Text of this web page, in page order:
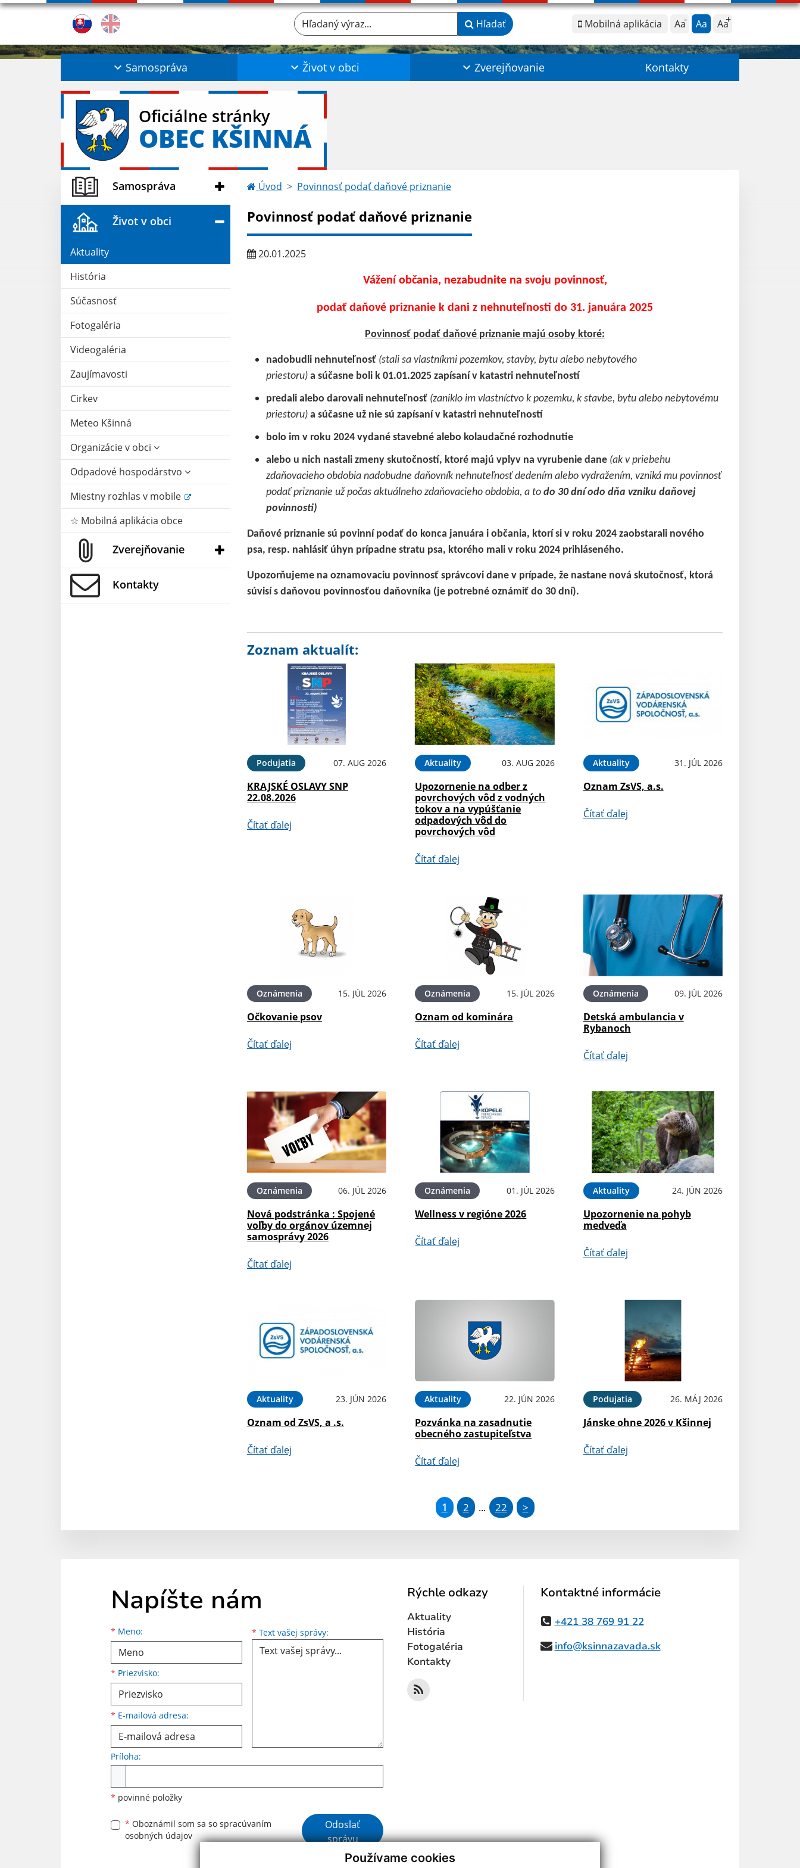
Používame cookies
Mobilná aplikácia Aa Aa Aa
Hľadaný výraz... Hľadať
Samospráva Život v obci Zverejňovanie Kontakty
Oficiálne stránky
OBEC KŠINNÁ
Samospráva
Život v obci
Aktuality
História
Súčasnosť
Fotogaléria
Videogaléria
Zaujímavosti
Cirkev
Meteo Kšinná
Organizácie v obci
Odpadové hospodárstvo
Miestny rozhlas v mobile
☆ Mobilná aplikácia obce
Zverejňovanie
Kontakty
Úvod Povinnosť podať daňové priznanie
Povinnosť podať daňové priznanie
20.01.2025
Vážení občania, nezabudnite na svoju povinnosť,
podať daňové priznanie k dani z nehnuteľnosti do 31. januára 2025
Povinnosť podať daňové priznanie majú osoby ktoré:
nadobudli nehnuteľnosť (stali sa vlastníkmi pozemkov, stavby, bytu alebo nebytového
priestoru) a súčasne boli k 01.01.2025 zapísaní v katastri nehnuteľností
predali alebo darovali nehnuteľnosť (zaniklo im vlastníctvo k pozemku, k stavbe, bytu alebo nebytovému
priestoru) a súčasne už nie sú zapísaní v katastri nehnuteľností
bolo im v roku 2024 vydané stavebné alebo kolaudačné rozhodnutie
alebo u nich nastali zmeny skutočností, ktoré majú vplyv na vyrubenie dane (ak v priebehu
zdaňovacieho obdobia nadobudne daňovník nehnuteľnosť dedením alebo vydražením, vzniká mu povinnosť
podať priznanie už počas aktuálneho zdaňovacieho obdobia, a to do 30 dní odo dňa vzniku daňovej
povinnosti)
Daňové priznanie sú povinní podať do konca januára i občania, ktorí si v roku 2024 zaobstarali nového
psa, resp. nahlásiť úhyn prípadne stratu psa, ktorého mali v roku 2024 prihláseného.
Upozorňujeme na oznamovaciu povinnosť správcovi dane v prípade, že nastane nová skutočnosť, ktorá
súvisí s daňovou povinnosťou daňovníka (je potrebné oznámiť do 30 dní).
Zoznam aktualít:
Podujatia 07. AUG 2026
KRAJSKÉ OSLAVY SNP
22.08.2026
Čítať ďalej
Aktuality 03. AUG 2026
Upozornenie na odber z
povrchových vôd z vodných
tokov a na vypúšťanie
odpadových vôd do
povrchových vôd
Čítať ďalej
Aktuality 31. JÚL 2026
Oznam ZsVS, a.s.
Čítať ďalej
Oznámenia 15. JÚL 2026
Očkovanie psov
Čítať ďalej
Oznámenia 15. JÚL 2026
Oznam od kominára
Čítať ďalej
Oznámenia 09. JÚL 2026
Detská ambulancia v
Rybanoch
Čítať ďalej
Oznámenia 06. JÚL 2026
Nová podstránka : Spojené
voľby do orgánov územnej
samosprávy 2026
Čítať ďalej
Oznámenia 01. JÚL 2026
Wellness v regióne 2026
Čítať ďalej
Aktuality 24. JÚN 2026
Upozornenie na pohyb
medveďa
Čítať ďalej
Aktuality 23. JÚN 2026
Oznam od ZsVS, a .s.
Čítať ďalej
Aktuality 22. JÚN 2026
Pozvánka na zasadnutie
obecného zastupiteľstva
Čítať ďalej
Podujatia 26. MÁJ 2026
Jánske ohne 2026 v Kšinnej
Čítať ďalej
1 2 ... 22 >
Napíšte nám
* Meno:
Meno
* Priezvisko:
Priezvisko
* E-mailová adresa:
E-mailová adresa * Text vašej správy: Text vašej správy...
Príloha:
* povinné položky
* Oboznámil som sa so spracúvaním
osobných údajov
Google reCaptcha Response
Odoslať
správu
Rýchle odkazy
Aktuality
História
Fotogaléria
Kontakty
Kontaktné informácie
+421 38 769 91 22
info@ksinnazavada.sk